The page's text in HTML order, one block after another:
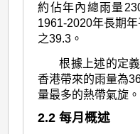
約佔年內總雨量
1961-2020年長期
之39.3。
根據上述的定
香港帶來的雨量為
量最多的熱帶氣旋。
2.2 每月概述